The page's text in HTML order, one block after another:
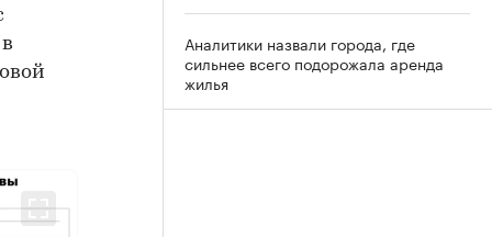
Аналитики назвали города, где
сильнее всего подорожала аренда
жилья